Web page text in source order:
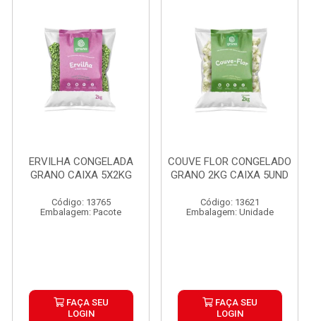
ERVILHA CONGELADA
GRANO CAIXA 5X2KG
Código: 13765
Embalagem: Pacote
FAÇA SEU
LOGIN
COUVE FLOR CONGELADO
GRANO 2KG CAIXA 5UND
Código: 13621
Embalagem: Unidade
FAÇA SEU
LOGIN